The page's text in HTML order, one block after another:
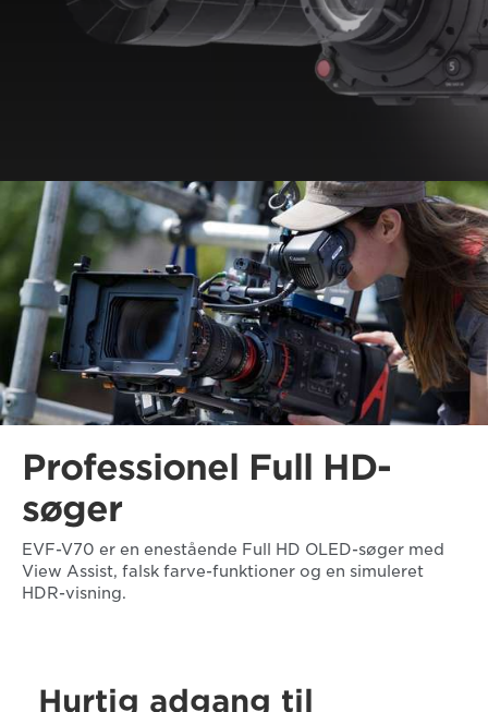
Professionel Full HD-
søger
EVF-V70 er en enestående Full HD OLED-søger med
View Assist, falsk farve-funktioner og en simuleret
HDR-visning.
Hurtig adgang til